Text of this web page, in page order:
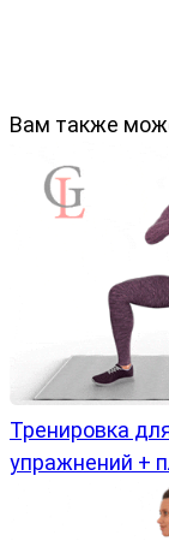
Вам также
Тренировка
упражнений +